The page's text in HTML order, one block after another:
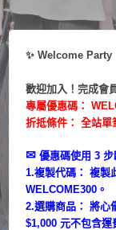
✨ Welcome Party
歡迎加入！完成會
專屬優惠碼：
折抵條件： 全站單
✉︎ 優惠碼使用 3 步
1.複製代碼： 複製
WELCOME300。
2.選購商品： 將心
$1,000 元不包含運